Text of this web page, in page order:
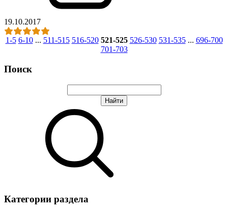
19.10.2017
1-5 6-10 ... 511-515 516-520 521-525 526-530 531-535 ... 696-700
701-703
Поиск
Категории раздела